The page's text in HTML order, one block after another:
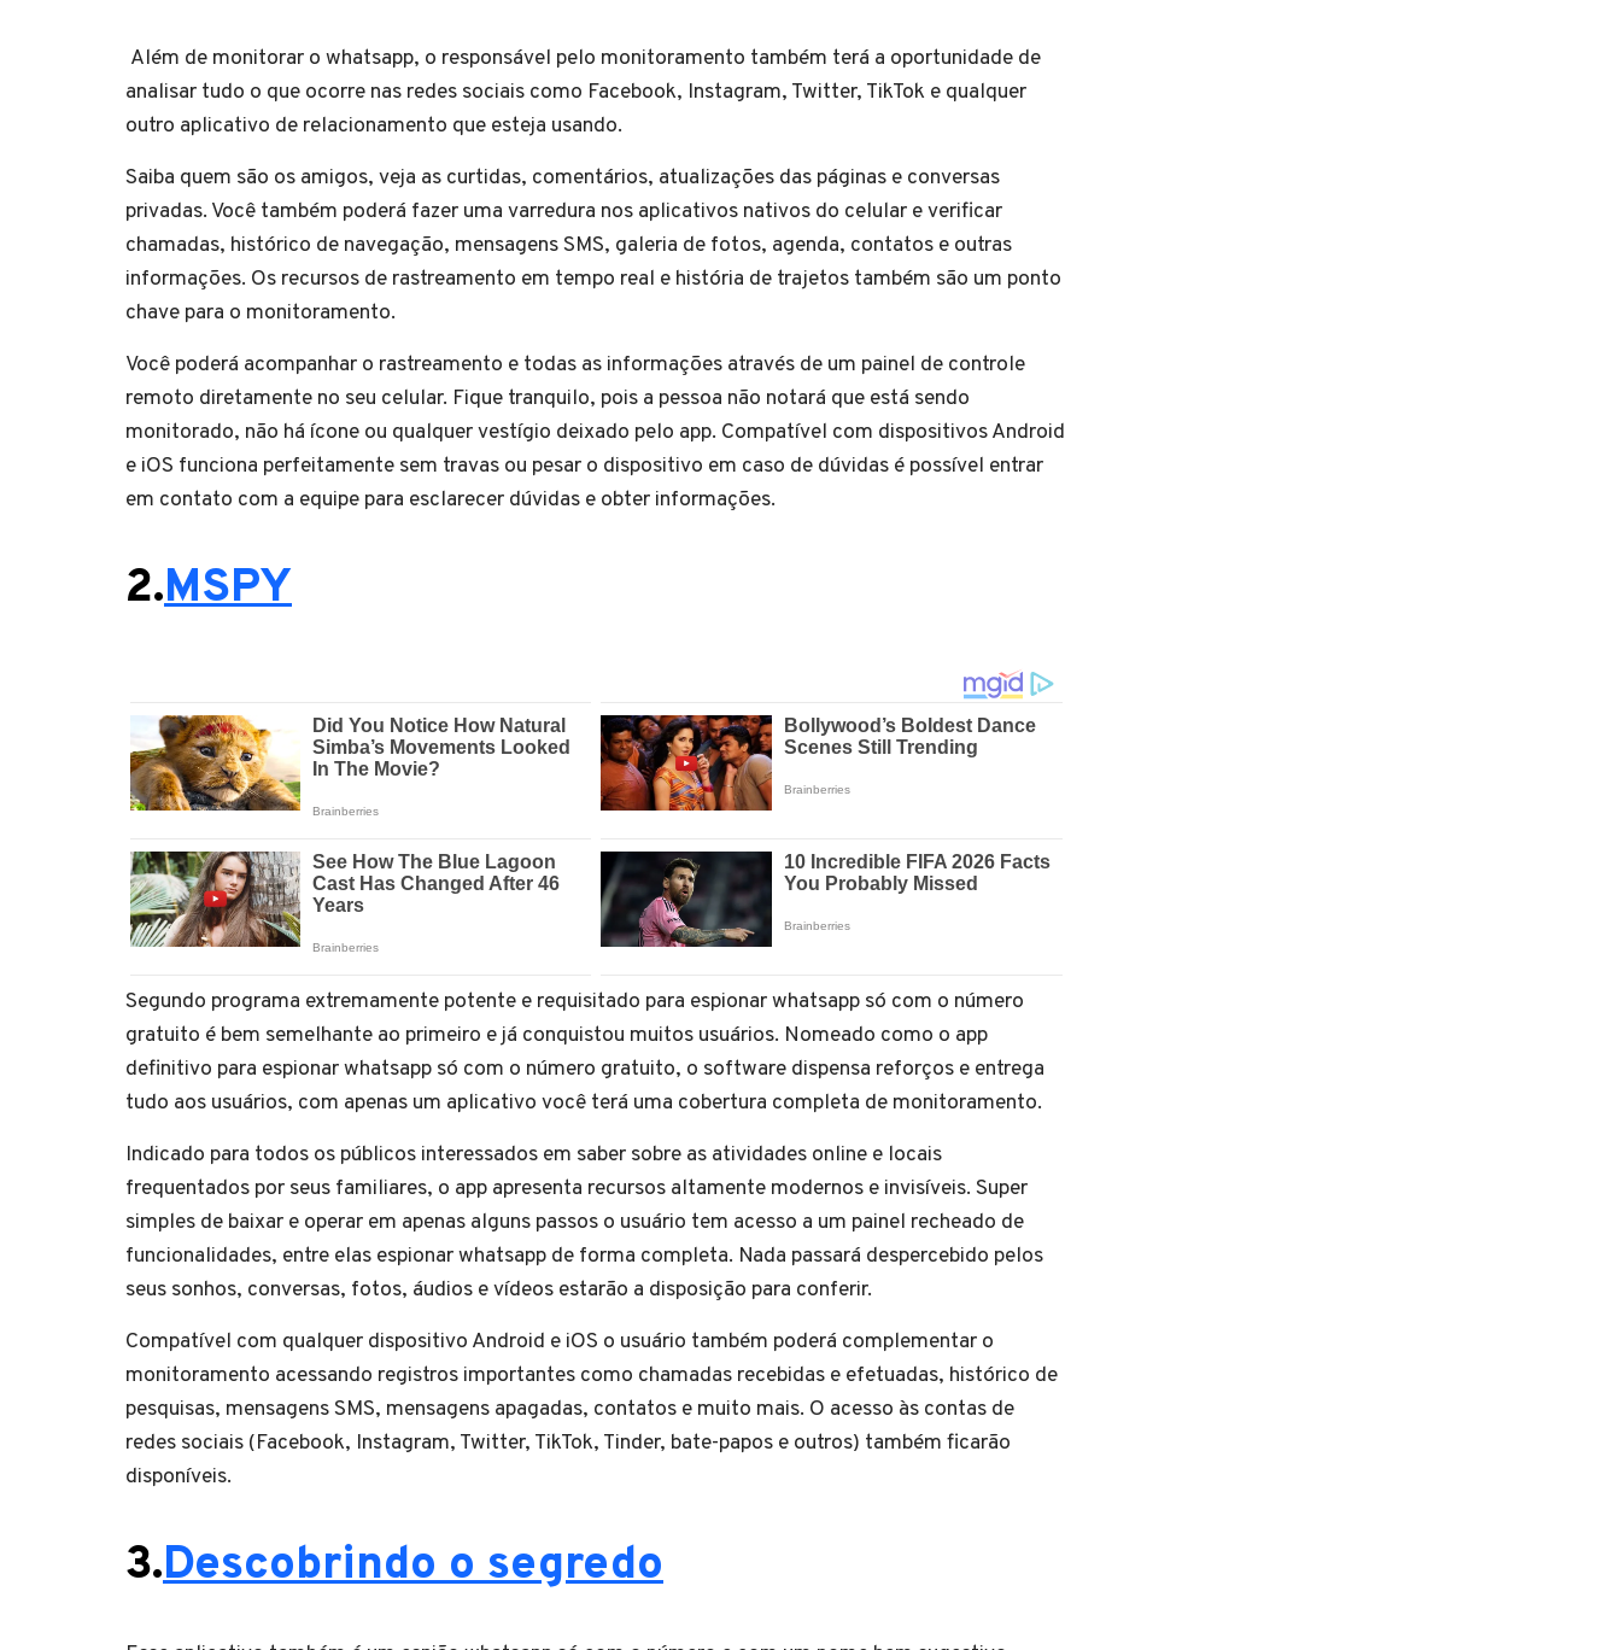
Além de monitorar o whatsapp, o responsável pelo monitoramento também terá a oportunidade de
analisar tudo o que ocorre nas redes sociais como Facebook, Instagram, Twitter, TikTok e qualquer
outro aplicativo de relacionamento que esteja usando.
Saiba quem são os amigos, veja as curtidas, comentários, atualizações das páginas e conversas
privadas. Você também poderá fazer uma varredura nos aplicativos nativos do celular e verificar
chamadas, histórico de navegação, mensagens SMS, galeria de fotos, agenda, contatos e outras
informações. Os recursos de rastreamento em tempo real e história de trajetos também são um ponto
chave para o monitoramento.
Você poderá acompanhar o rastreamento e todas as informações através de um painel de controle
remoto diretamente no seu celular. Fique tranquilo, pois a pessoa não notará que está sendo
monitorado, não há ícone ou qualquer vestígio deixado pelo app. Compatível com dispositivos Android
e iOS funciona perfeitamente sem travas ou pesar o dispositivo em caso de dúvidas é possível entrar
em contato com a equipe para esclarecer dúvidas e obter informações.
2.MSPY
Segundo programa extremamente potente e requisitado para espionar whatsapp só com o número
gratuito é bem semelhante ao primeiro e já conquistou muitos usuários. Nomeado como o app
definitivo para espionar whatsapp só com o número gratuito, o software dispensa reforços e entrega
tudo aos usuários, com apenas um aplicativo você terá uma cobertura completa de monitoramento.
Indicado para todos os públicos interessados em saber sobre as atividades online e locais
frequentados por seus familiares, o app apresenta recursos altamente modernos e invisíveis. Super
simples de baixar e operar em apenas alguns passos o usuário tem acesso a um painel recheado de
funcionalidades, entre elas espionar whatsapp de forma completa. Nada passará despercebido pelos
seus sonhos, conversas, fotos, áudios e vídeos estarão a disposição para conferir.
Compatível com qualquer dispositivo Android e iOS o usuário também poderá complementar o
monitoramento acessando registros importantes como chamadas recebidas e efetuadas, histórico de
pesquisas, mensagens SMS, mensagens apagadas, contatos e muito mais. O acesso às contas de
redes sociais (Facebook, Instagram, Twitter, TikTok, Tinder, bate-papos e outros) também ficarão
disponíveis.
3.Descobrindo o segredo